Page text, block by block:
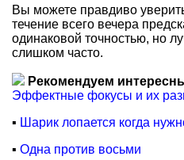
Вы можете правдиво
течение всего вечера
одинаковой точностью, но
слишком часто.
Рекомендуем
Эффектные фокусы и их
▪ Шарик лопается когда
▪ Одна против восьми